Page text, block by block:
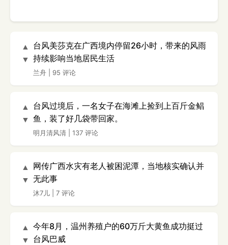
▲
▼
台风美莎克在广西境内停留26小时，带来的风雨
持续影响当地居民生活
兰舟 95 评论
▲
▼
台风过境后，一名女子在海滩上捡到上百斤金鲳
鱼，装了好几袋带回家。
明月清风清 137 评论
▲
▼
网传广西水灾有老人被困泥潭，当地核实确认并
无此事
沐7儿 7 评论
▲
▼
今年8月，温州养殖户的60万斤大黄鱼成功挺过
台风巴威